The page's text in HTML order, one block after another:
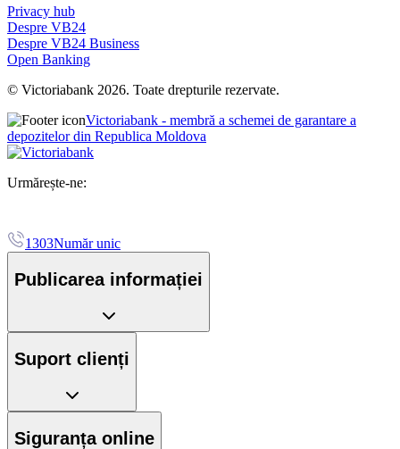
Privacy hub
Despre VB24
Despre VB24 Business
Open Banking
© Victoriabank 2026. Toate drepturile rezervate.
Victoriabank - membră a schemei de garantare a
depozitelor din Republica Moldova
Urmărește-ne:
1303Număr unic
Publicarea informației
Suport clienți
Siguranța online